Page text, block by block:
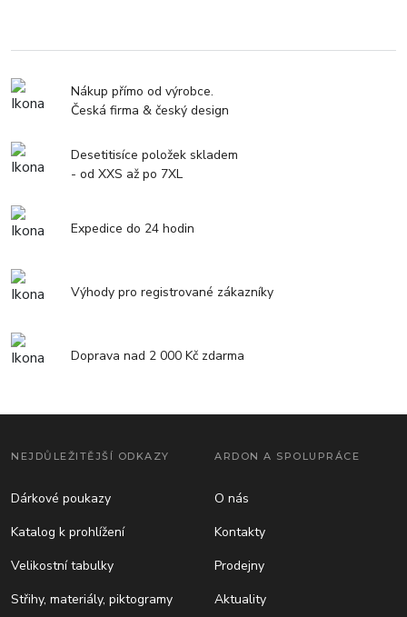
Nákup přímo od výrobce.
Česká firma & český design
Desetitisíce položek skladem
- od XXS až po 7XL
Expedice do 24 hodin
Výhody pro registrované zákazníky
Doprava nad 2 000 Kč zdarma
NEJDŮLEŽITĚJŠÍ ODKAZY
Dárkové poukazy
Katalog k prohlížení
Velikostní tabulky
Střihy, materiály, piktogramy
ARDON A SPOLUPRÁCE
O nás
Kontakty
Prodejny
Aktuality